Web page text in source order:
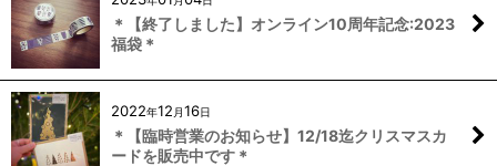
＊【終了しました】オンライン10周年記念:2023
福袋＊
2022年12 月16日
＊【臨時営業のお知らせ】12/18迄クリスマスカ
ードを販売中です＊